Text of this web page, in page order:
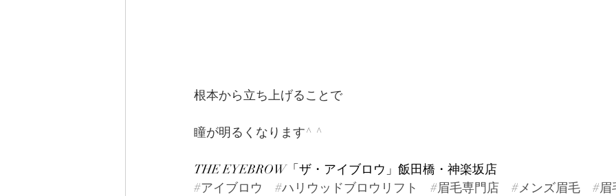
根本から立ち上げることで
瞳が明るくなります^ ^
THE EYEBROW「ザ・アイブロウ」飯田橋・神楽坂店
#アイブロウ
#ハリウッドブロウリフト #眉毛専門店 #メンズ眉毛
#眉